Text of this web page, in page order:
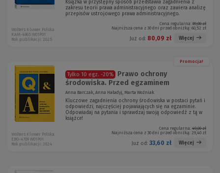
Książka w przystępny sposób przedstawia zagadnienia z
zakresu teorii prawa administracyjnego oraz zawiera analizę
przepisów ustrojowego prawa administracyjnego.
Cena regularna: 89,00 zł
Najniższa cena z 30 dni przed obniżką: 60,52 zł
Już od: 80,09 zł Więcej
Wolters Kluwer Polska
KAM-4965 W01P01
Rok publikacji: 2025
Promocja!
Tylko 10 egz. -20%
Prawo ochrony
środowiska. Przed egzaminem
Anna Barczak, Anna Haładyj, Marta Woźniak
Kluczowe zagadnienia ochrony środowiska w postaci pytań i
odpowiedzi, najczęściej pojawiających się na egzaminie.
Odpowiadaj na pytania i sprawdzaj swoją odpowiedź z tą w
książce!
Cena regularna: 49,00 zł
Najniższa cena z 30 dni przed obniżką: 29,40 zł
Już od: 33,60 zł Więcej
Wolters Kluwer Polska
EBO-4709 W01P01
Rok publikacji: 2024